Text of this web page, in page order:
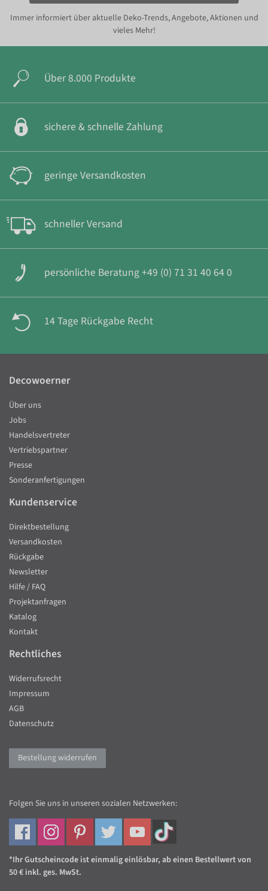
Immer informiert über aktuelle Deko-Trends, Angebote, Aktionen und
vieles Mehr!
Über 8.000 Produkte
sichere & schnelle Zahlung
geringe Versandkosten
schneller Versand
persönliche Beratung +49 (0) 71 31 40 64 0
14 Tage Rückgabe Recht
Decowoerner
Über uns
Jobs
Handelsvertreter
Vertriebspartner
Presse
Sonderanfertigungen
Kundenservice
Direktbestellung
Versandkosten
Rückgabe
Newsletter
Hilfe / FAQ
Projektanfragen
Katalog
Kontakt
Rechtliches
Widerrufsrecht
Impressum
AGB
Datenschutz
Bestellung widerrufen
Folgen Sie uns in unseren sozialen Netzwerken:
*Ihr Gutscheincode ist einmalig einlösbar, ab einen Bestellwert von
50 € inkl. ges. MwSt.